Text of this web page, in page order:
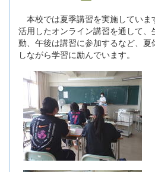
本校では夏季講習を実施していま
活用したオンライン講習を通して
動、午後は講習に参加するなど、
しながら学習に励んでいます。